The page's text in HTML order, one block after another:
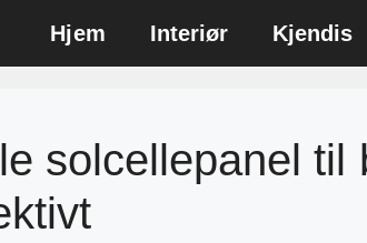
Hjem Interiør Kjendis
solcellepanel til